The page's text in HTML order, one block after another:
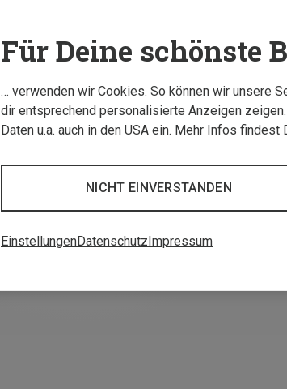
Für Deine schönste
… verwenden wir Cookies. So können wir unsere
dir entsprechend personalisierte Anzeigen
Daten u.a. auch in den USA ein. Mehr Infos findest
NICHT EINVERSTANDEN
EinstellungenDatenschutz Impressum